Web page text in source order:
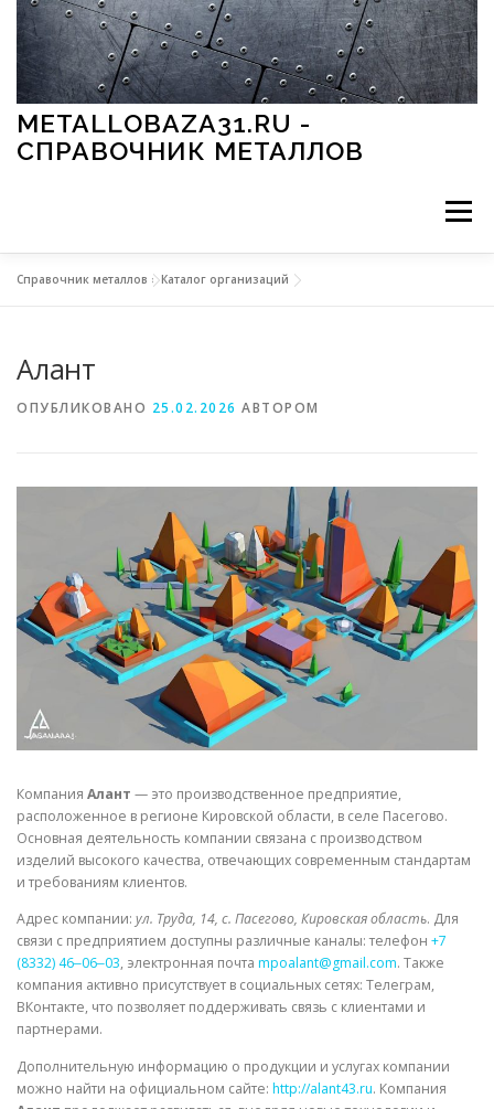
Перейти к содержимому
METALLOBAZA31.RU -
СПРАВОЧНИК МЕТАЛЛОВ
Меню
МЕТАЛЛЫ И ОКРУЖАЮЩАЯ СРЕДА
СВОЙСТВА МЕТАЛЛОВ СОРТА МЕТАЛЛОВ
СТАТЬИ
Справочник металлов »Каталог организаций
Алант
ОПУБЛИКОВАНО 25.02.2026 АВТОРОМ
Компания Алант — это производственное предприятие,
расположенное в регионе Кировской области, в селе Пасегово.
Основная деятельность компании связана с производством
изделий высокого качества, отвечающих современным стандартам
и требованиям клиентов.
Адрес компании: ул. Труда, 14, с. Пасегово, Кировская область. Для
связи с предприятием доступны различные каналы: телефон +7
(8332) 46‒06‒03, электронная почта mpoalant@gmail.com. Также
компания активно присутствует в социальных сетях: Телеграм,
ВКонтакте, что позволяет поддерживать связь с клиентами и
партнерами.
Дополнительную информацию о продукции и услугах компании
можно найти на официальном сайте: http://alant43.ru. Компания